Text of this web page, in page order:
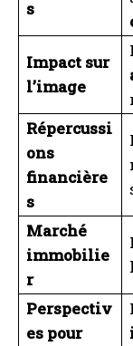
I've read and
A LIRE :
Les
Arm, Destiny
s
Impact sur
l’image
Répercussi
ons
financière
s
Marché
immobilie
r
Perspectiv
es pour